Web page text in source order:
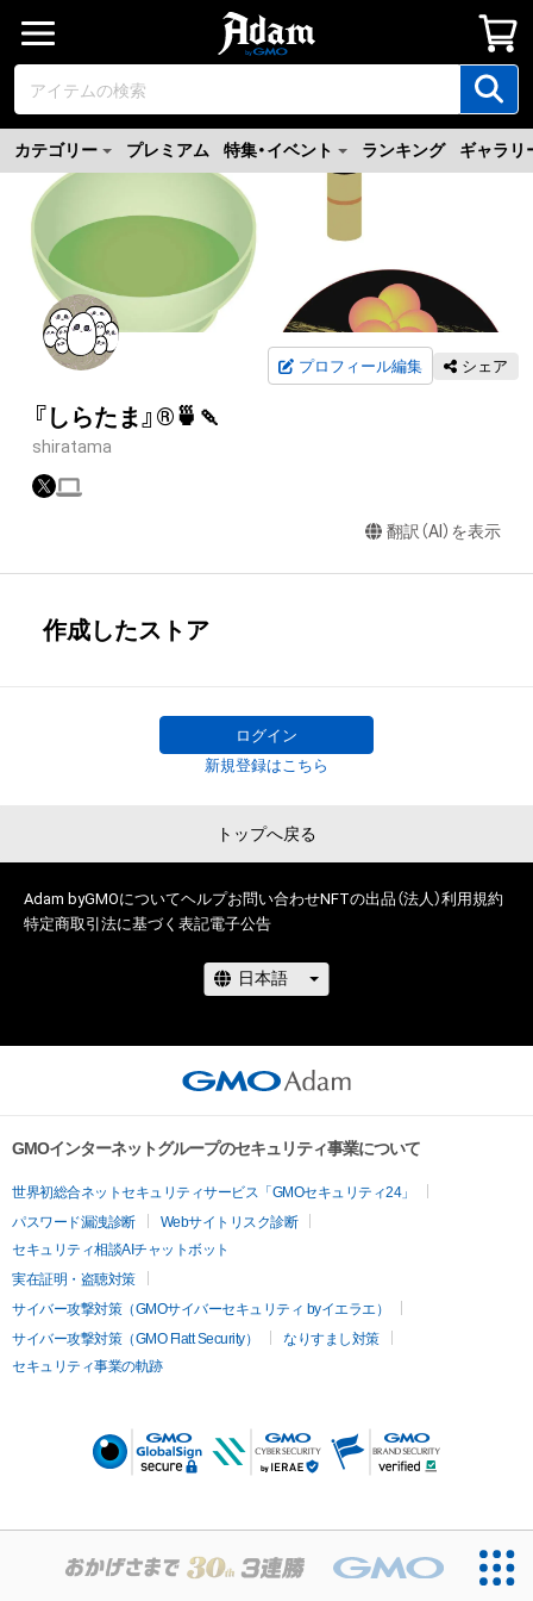
カテゴリー プレミアム 特集・イベント ランキング ギャラリ
プロフィール編集 シェア
『しらたま』®🍵🍡
shiratama
翻訳（AI）を表示
作成したストア
ログイン
新規登録はこちら
トップへ戻る
Adam byGMOについてヘルプお問い合わせNFTの出品（法人）利用規約
特定商取引法に基づく表記電子公告
GMOインターネットグループのセキュリティ事業について
世界初総合ネットセキュリティサービス「GMOセキュリティ24」
パスワード漏洩診断
Webサイトリスク診断
セキュリティ相談AIチャットボット
実在証明・盗聴対策
サイバー攻撃対策（GMOサイバーセキュリティ byイエラエ）
サイバー攻撃対策（GMO Flatt Security）
なりすまし対策
セキュリティ事業の軌跡